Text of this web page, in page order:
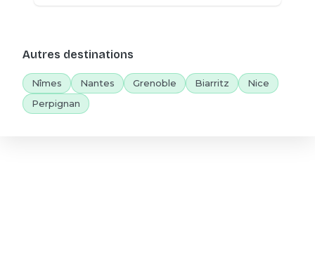
Autres destinations
Nîmes Nantes Grenoble Biarritz
Nice
Perpignan